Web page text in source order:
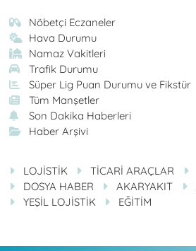
Nöbetçi Eczaneler
Hava Durumu
Namaz Vakitleri
Trafik Durumu
Süper Lig Puan Durumu ve Fikstür
Tüm Manşetler
Son Dakika Haberleri
Haber Arşivi
LOJİSTİK TİCARİ ARAÇLAR
DOSYA HABER
AKARYAKIT
YEŞİL LOJİSTİK
EĞİTİM